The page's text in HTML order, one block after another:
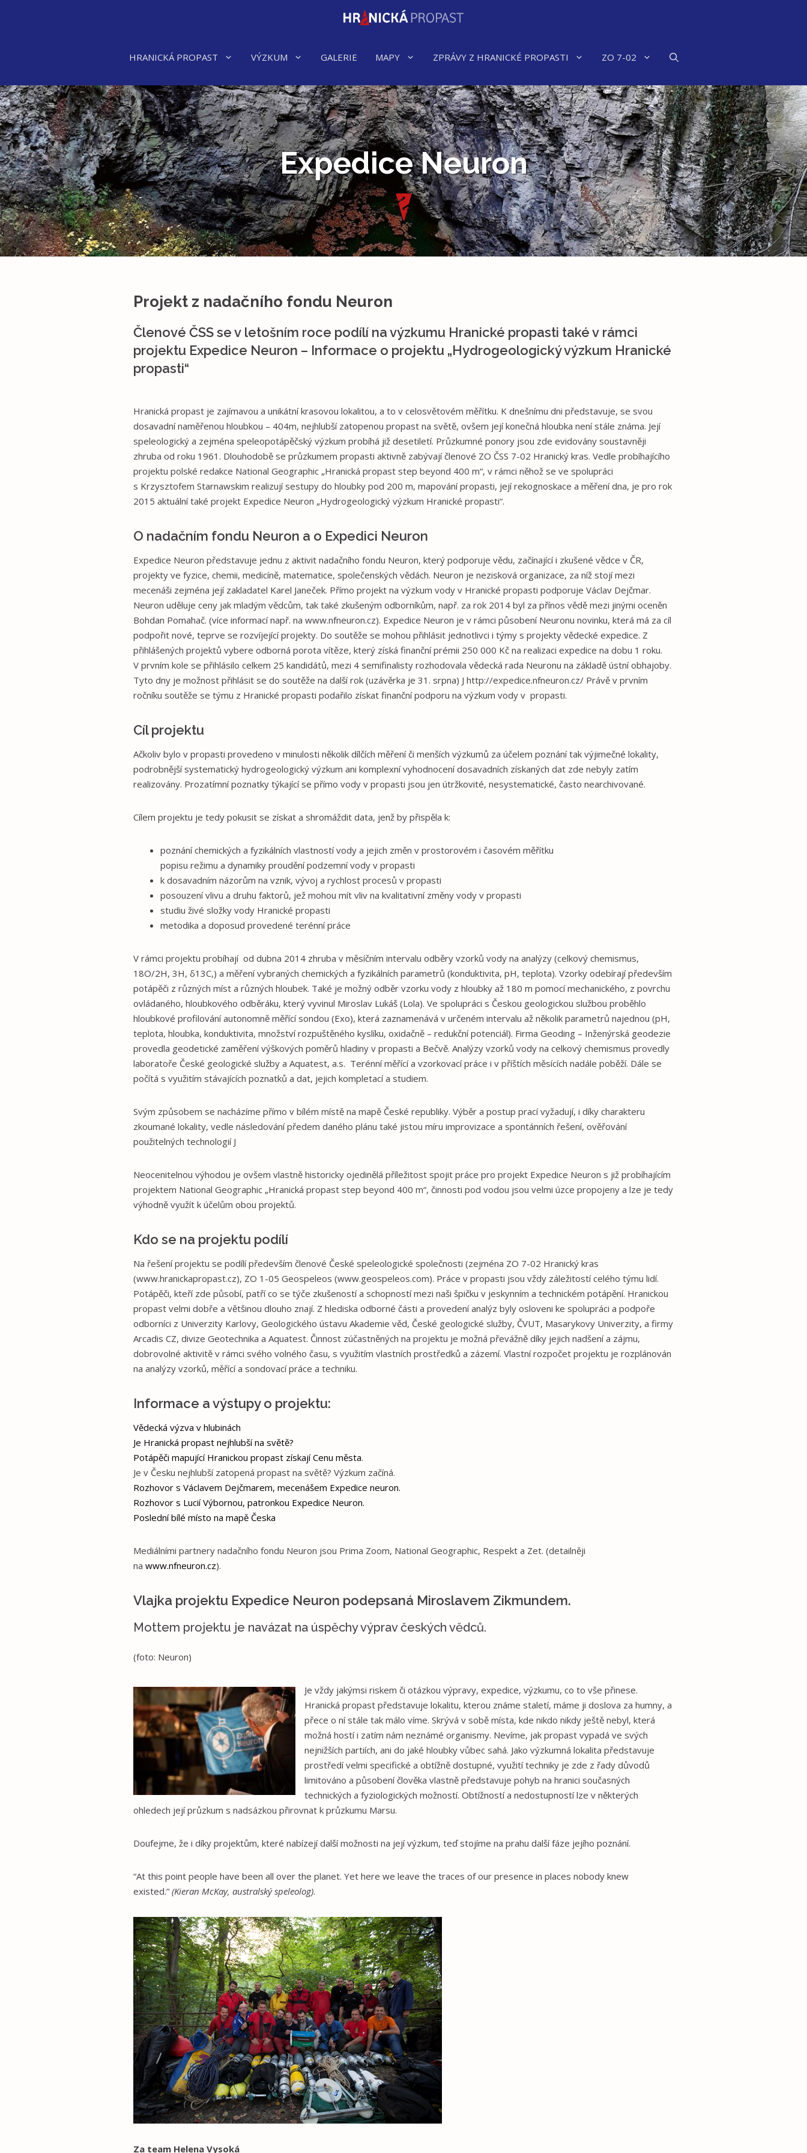
HRANICKÁ PROPAST
VÝZKUM GALERIE MAPY ZPRÁVY Z HRANICKÉ PROPASTI ZO 7-02
Expedice Neuron
Projekt z nadačního fondu Neuron
Členové ČSS se v letošním roce podílí na výzkumu Hranické propasti také v rámci
projektu Expedice Neuron – Informace o projektu „Hydrogeologický výzkum Hranické
propasti“
Hranická propast je zajímavou a unikátní krasovou lokalitou, a to v celosvětovém měřítku. K dnešnímu dni představuje, se svou
dosavadní naměřenou hloubkou – 404m, nejhlubší zatopenou propast na světě, ovšem její konečná hloubka není stále známa. Její
speleologický a zejména speleopotápěčský výzkum probíhá již desetiletí. Průzkumné ponory jsou zde evidovány soustavněji
zhruba od roku 1961. Dlouhodobě se průzkumem propasti aktivně zabývají členové ZO ČSS 7-02 Hranický kras. Vedle probíhajícího
projektu polské redakce National Geographic „Hranická propast step beyond 400 m“, v rámci něhož se ve spolupráci
s Krzysztofem Starnawskim realizují sestupy do hloubky pod 200 m, mapování propasti, její rekognoskace a měření dna, je pro rok
2015 aktuální také projekt Expedice Neuron „Hydrogeologický výzkum Hranické propasti“.
O nadačním fondu Neuron a o Expedici Neuron
Expedice Neuron představuje jednu z aktivit nadačního fondu Neuron, který podporuje vědu, začínající i zkušené vědce v ČR,
projekty ve fyzice, chemii, medicíně, matematice, společenských vědách. Neuron je nezisková organizace, za níž stojí mezi
mecenáši zejména její zakladatel Karel Janeček. Přímo projekt na výzkum vody v Hranické propasti podporuje Václav Dejčmar.
Neuron uděluje ceny jak mladým vědcům, tak také zkušeným odborníkům, např. za rok 2014 byl za přínos vědě mezi jinými oceněn
Bohdan Pomahač. (více informací např. na www.nfneuron.cz). Expedice Neuron je v rámci působení Neuronu novinku, která má za cíl
podpořit nové, teprve se rozvíjející projekty. Do soutěže se mohou přihlásit jednotlivci i týmy s projekty vědecké expedice. Z
přihlášených projektů vybere odborná porota vítěze, který získá finanční prémii 250 000 Kč na realizaci expedice na dobu 1 roku.
V prvním kole se přihlásilo celkem 25 kandidátů, mezi 4 semifinalisty rozhodovala vědecká rada Neuronu na základě ústní obhajoby.
Tyto dny je možnost přihlásit se do soutěže na další rok (uzávěrka je 31. srpna) J http://expedice.nfneuron.cz/ Právě v prvním
ročníku soutěže se týmu z Hranické propasti podařilo získat finanční podporu na výzkum vody v propasti.
Cíl projektu
Ačkoliv bylo v propasti provedeno v minulosti několik dílčích měření či menších výzkumů za účelem poznání tak výjimečné lokality,
podrobnější systematický hydrogeologický výzkum ani komplexní vyhodnocení dosavadních získaných dat zde nebyly zatím
realizovány. Prozatímní poznatky týkající se přímo vody v propasti jsou jen útržkovité, nesystematické, často nearchivované.
Cílem projektu je tedy pokusit se získat a shromáždit data, jenž by přispěla k:
poznání chemických a fyzikálních vlastností vody a jejich změn v prostorovém i časovém měřítku
popisu režimu a dynamiky proudění podzemní vody v propasti
k dosavadním názorům na vznik, vývoj a rychlost procesů v propasti
posouzení vlivu a druhu faktorů, jež mohou mít vliv na kvalitativní změny vody v propasti
studiu živé složky vody Hranické propasti
metodika a doposud provedené terénní práce
V rámci projektu probíhají od dubna 2014 zhruba v měsíčním intervalu odběry vzorků vody na analýzy (celkový chemismus,
18O/2H, 3H, δ13C,) a měření vybraných chemických a fyzikálních parametrů (konduktivita, pH, teplota). Vzorky odebírají především
potápěči z různých míst a různých hloubek. Také je možný odběr vzorku vody z hloubky až 180 m pomocí mechanického, z povrchu
ovládaného, hloubkového odběráku, který vyvinul Miroslav Lukáš (Lola). Ve spolupráci s Českou geologickou službou proběhlo
hloubkové profilování autonomně měřící sondou (Exo), která zaznamenává v určeném intervalu až několik parametrů najednou (pH,
teplota, hloubka, konduktivita, množství rozpuštěného kyslíku, oxidačně – redukční potenciál). Firma Geoding – Inženýrská geodezie
provedla geodetické zaměření výškových poměrů hladiny v propasti a Bečvě. Analýzy vzorků vody na celkový chemismus provedly
laboratoře České geologické služby a Aquatest, a.s. Terénní měřící a vzorkovací práce i v příštích měsících nadále poběží. Dále se
počítá s využitím stávajících poznatků a dat, jejich kompletací a studiem.
Svým způsobem se nacházíme přímo v bílém místě na mapě České republiky. Výběr a postup prací vyžadují, i díky charakteru
zkoumané lokality, vedle následování předem daného plánu také jistou míru improvizace a spontánních řešení, ověřování
použitelných technologií J
Neocenitelnou výhodou je ovšem vlastně historicky ojedinělá příležitost spojit práce pro projekt Expedice Neuron s již probíhajícím
projektem National Geographic „Hranická propast step beyond 400 m“, činnosti pod vodou jsou velmi úzce propojeny a lze je tedy
výhodně využít k účelům obou projektů.
Kdo se na projektu podílí
Na řešení projektu se podílí především členové České speleologické společnosti (zejména ZO 7-02 Hranický kras
(www.hranickapropast.cz), ZO 1-05 Geospeleos (www.geospeleos.com). Práce v propasti jsou vždy záležitostí celého týmu lidí.
Potápěči, kteří zde působí, patří co se týče zkušeností a schopností mezi naši špičku v jeskynním a technickém potápění. Hranickou
propast velmi dobře a většinou dlouho znají. Z hlediska odborné části a provedení analýz byly osloveni ke spolupráci a podpoře
odborníci z Univerzity Karlovy, Geologického ústavu Akademie věd, České geologické služby, ČVUT, Masarykovy Univerzity, a firmy
Arcadis CZ, divize Geotechnika a Aquatest. Činnost zúčastněných na projektu je možná převážně díky jejich nadšení a zájmu,
dobrovolné aktivitě v rámci svého volného času, s využitím vlastních prostředků a zázemí. Vlastní rozpočet projektu je rozplánován
na analýzy vzorků, měřící a sondovací práce a techniku.
Informace a výstupy o projektu:
Vědecká výzva v hlubinách
Je Hranická propast nejhlubší na světě?
Potápěči mapující Hranickou propast získají Cenu města.
Je v Česku nejhlubší zatopená propast na světě? Výzkum začíná.
Rozhovor s Václavem Dejčmarem, mecenášem Expedice neuron.
Rozhovor s Lucií Výbornou, patronkou Expedice Neuron.
Poslední bílé místo na mapě Česka
Mediálními partnery nadačního fondu Neuron jsou Prima Zoom, National Geographic, Respekt a Zet. (detailněji
na www.nfneuron.cz).
Vlajka projektu Expedice Neuron podepsaná Miroslavem Zikmundem.
Mottem projektu je navázat na úspěchy výprav českých vědců.
(foto: Neuron)
Je vždy jakýmsi riskem či otázkou výpravy, expedice, výzkumu, co to vše přinese.
Hranická propast představuje lokalitu, kterou známe staletí, máme ji doslova za humny, a
přece o ní stále tak málo víme. Skrývá v sobě místa, kde nikdo nikdy ještě nebyl, která
možná hostí i zatím nám neznámé organismy. Nevíme, jak propast vypadá ve svých
nejnižších partiích, ani do jaké hloubky vůbec sahá. Jako výzkumná lokalita představuje
prostředí velmi specifické a obtížně dostupné, využití techniky je zde z řady důvodů
limitováno a působení člověka vlastně představuje pohyb na hranici současných
technických a fyziologických možností. Obtížností a nedostupností lze v některých
ohledech její průzkum s nadsázkou přirovnat k průzkumu Marsu.
Doufejme, že i díky projektům, které nabízejí další možnosti na její výzkum, teď stojíme na prahu další fáze jejího poznání.
“At this point people have been all over the planet. Yet here we leave the traces of our presence in places nobody knew
existed.“ (Kieran McKay, australský speleolog).
Za team Helena Vysoká